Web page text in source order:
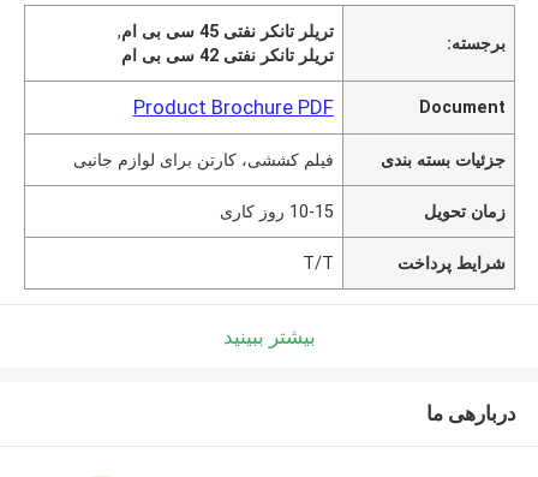
برجسته:
تریلر تانکر نفتی 45 سی بی ام
,
تریلر تانکر نفتی 42 سی بی ام
Document
Product Brochure PDF
جزئیات بسته بندی فیلم کششی، کارتن برای لوازم جانبی
زمان تحویل 10-15 روز کاری
شرایط پرداخت T/T
بیشتر ببینید
دربارهی ما